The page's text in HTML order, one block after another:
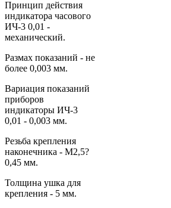
Принцип действия
индикатора часового
ИЧ-3 0,01 -
механический.
Размах показаний - не
более 0,003 мм.
Вариация показаний
приборов
индикаторы ИЧ-3
0,01 - 0,003 мм.
Резьба крепления
наконечника - М2,5?
0,45 мм.
Толщина ушка для
крепления - 5 мм.